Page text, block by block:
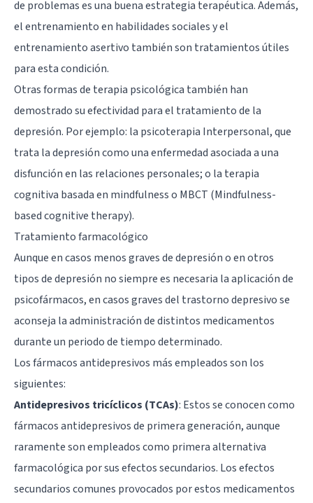
de problemas es una buena estrategia terapéutica. Además,
el entrenamiento en habilidades sociales y el
entrenamiento asertivo también son tratamientos útiles
para esta condición.
Otras formas de terapia psicológica también han
demostrado su efectividad para el tratamiento de la
depresión. Por ejemplo: la psicoterapia Interpersonal, que
trata la depresión como una enfermedad asociada a una
disfunción en las relaciones personales; o la terapia
cognitiva basada en mindfulness o MBCT (Mindfulness-
based cognitive therapy).
Tratamiento farmacológico
Aunque en casos menos graves de depresión o en otros
tipos de depresión no siempre es necesaria la aplicación de
psicofármacos, en casos graves del trastorno depresivo se
aconseja la administración de distintos medicamentos
durante un periodo de tiempo determinado.
Losfármacos antidepresivos más empleados son los
siguientes:
Antidepresivos tricíclicos (TCAs): Estos se conocen como
fármacos antidepresivos de primera generación, aunque
raramente son empleados como primera alternativa
farmacológica por sus efectos secundarios. Los efectos
secundarios comunes provocados por estos medicamentos